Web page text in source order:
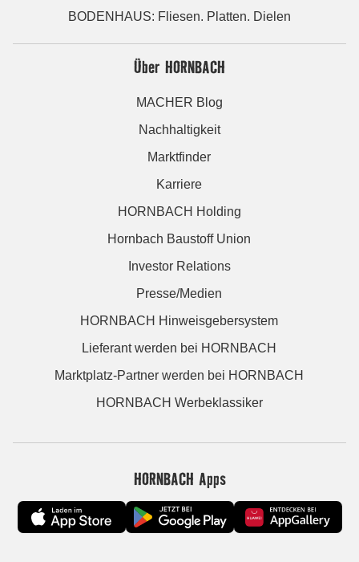
BODENHAUS: Fliesen. Platten. Dielen
Über HORNBACH
MACHER Blog
Nachhaltigkeit
Marktfinder
Karriere
HORNBACH Holding
Hornbach Baustoff Union
Investor Relations
Presse/Medien
HORNBACH Hinweisgebersystem
Lieferant werden bei HORNBACH
Marktplatz-Partner werden bei HORNBACH
HORNBACH Werbeklassiker
HORNBACH Apps